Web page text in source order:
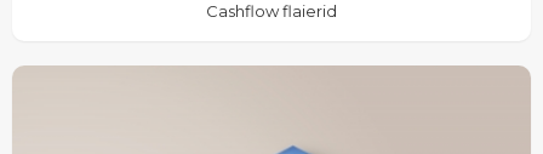
Cashflow flaierid